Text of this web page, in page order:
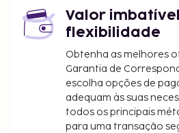
Valor
flexibilidade
Obtenha as melhores
Garantia de
escolha opções de
adequam às suas
todos os principais
para uma transação